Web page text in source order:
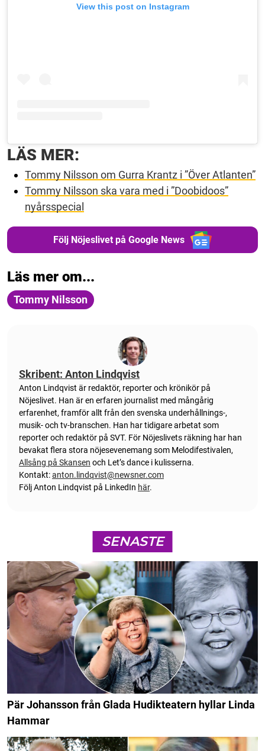
View this post on Instagram
LÄS MER:
Tommy Nilsson om Gurra Krantz i ”Över Atlanten”
Tommy Nilsson ska vara med i ”Doobidoos”
nyårsspecial
Följ Nöjeslivet på Google News
Läs mer om...
Tommy Nilsson
Skribent: Anton Lindqvist
Anton Lindqvist är redaktör, reporter och krönikör på
Nöjeslivet. Han är en erfaren journalist med mångårig
erfarenhet, framför allt från den svenska underhållnings-,
musik- och tv-branschen. Han har tidigare arbetat som
reporter och redaktör på SVT. För Nöjeslivets räkning har han
bevakat flera stora nöjesevenemang som Melodifestivalen,
Allsång på Skansen och Let’s dance i kulisserna.
Kontakt:anton.lindqvist@newsner.com
Följ Anton Lindqvist på LinkedIn här.
SENASTE
Pär Johansson från Glada Hudikteatern hyllar Linda
Hammar